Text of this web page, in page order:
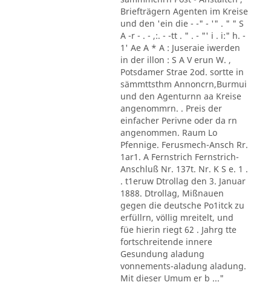
Briefträgern Agenten im Kreise
und den 'ein die - -" - '" . " " S
A -r - . - ,:. - -tt . " . - "' i . i:" h. -
1' Ae A * A : Juseraie iwerden
in der illon : S A V erun W. ,
Potsdamer Strae 2od. sortte in
sämmttsthm Annoncrn,Burmui
und den Agenturnn aa Kreise
angenommrn. . Preis der
einfacher Perivne oder da rn
angenommen. Raum Lo
Pfennige. Ferusmech-Ansch Rr.
1ar1. A Fernstrich Fernstrich-
Anschluß Nr. 137t. Nr. K S e. 1 .
. t1eruw Dtrollag den 3. Januar
1888. Dtrollag, Mißnauen
gegen die deutsche Po1itck zu
erfüllrn, völlig mreitelt, und
füe hierin riegt 62 . Jahrg tte
fortschreitende innere
Gesundung aladung
vonnements-aladung aladung.
Mit dieser Umum er b ..."